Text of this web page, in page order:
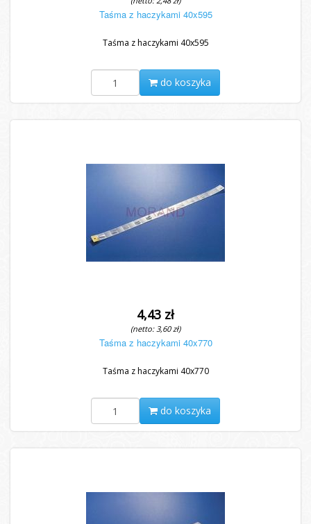
Taśma z haczykami 40x595
Taśma z haczykami 40x595
do koszyka
4,43 zł
(netto: 3,60 zł)
Taśma z haczykami 40x770
Taśma z haczykami 40x770
do koszyka